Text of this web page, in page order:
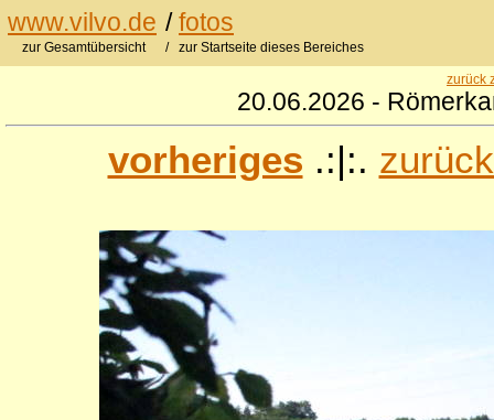
www.vilvo.de /fotos
zur Gesamtübersicht / zur Startseite dieses Bereiches
zurück
20.06.2026 -
vorheriges .:|:.